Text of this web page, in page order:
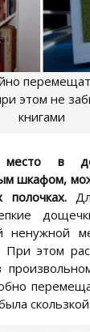
этом не
книгами
место в
шкафом,
ненужной
При этом
скользкой.